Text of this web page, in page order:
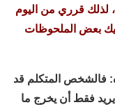
لذلك قرري من اليوم
بعض الملحوظات
فالشخص المتكلم قد
فقط أن يخرج ما